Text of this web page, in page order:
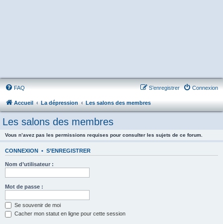
FAQ Connexion
S’enregistrer
Accueil La dépression Les salons des membres
Les salons des membres
Vous n’avez pas les permissions requises pour consulter les sujets de ce forum.
CONNEXION • S’ENREGISTRER
Nom d’utilisateur :
Mot de passe :
Se souvenir de moi
Cacher mon statut en ligne pour cette session